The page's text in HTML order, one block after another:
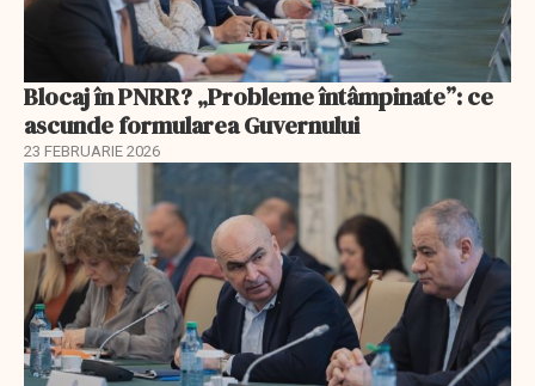
Blocaj în PNRR? „Probleme întâmpinate”: ce
ascunde formularea Guvernului
23 FEBRUARIE 2026